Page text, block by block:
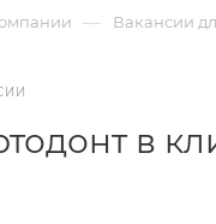
— Вакансии
в